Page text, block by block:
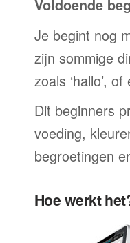
Voldoende
Je begint nog
zijn sommige
zoals ‘hallo’,
Dit beginners
voeding,
begroetingen
Hoe werkt